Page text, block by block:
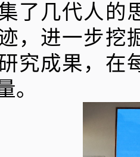
了几代人的
，进一步挖
究成果，在
。